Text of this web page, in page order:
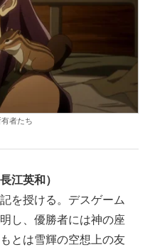
者たち
江英和）
を授ける。デスゲーム
し、優勝者には神の座
とは雪輝の空想上の友